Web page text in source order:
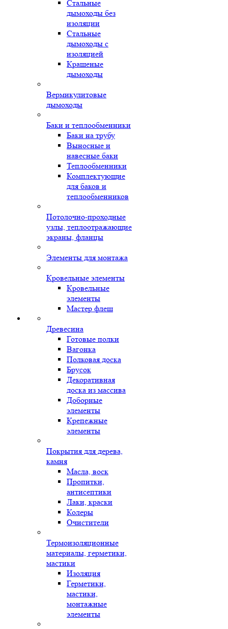
Стальные
дымоходы без
изоляции
Стальные
дымоходы с
изоляцией
Крашеные
дымоходы
Вермикулитовые
дымоходы
Баки и теплообменники
Баки на трубу
Выносные и
навесные баки
Теплообменники
Комплектующие
для баков и
теплообменников
Потолочно-проходные
узлы, теплоотражающие
экраны, фланцы
Элементы для монтажа
Кровельные элементы
Кровельные
элементы
Мастер флеш
Древесина
Готовые полки
Вагонка
Полковая доска
Брусок
Декоративная
доска из массива
Доборные
элементы
Крепежные
элементы
Покрытия для дерева,
камня
Масла, воск
Пропитки,
антисептики
Лаки, краски
Колеры
Очистители
Термоизоляционные
материалы, герметики,
мастики
Изоляция
Герметики,
мастики,
монтажные
элементы